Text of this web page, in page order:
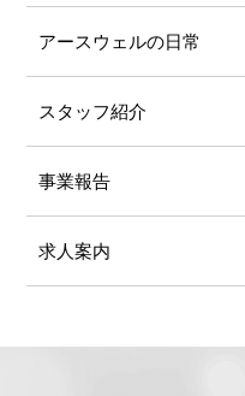
アースウェルの⽇常
スタッフ紹介
事業報告
求人案内